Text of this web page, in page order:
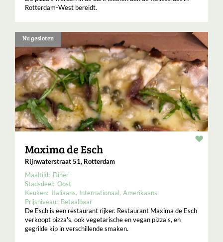
Rotterdam-West bereidt.
Nu gesloten
Maxima de Esch
Rijnwaterstraat 51, Rotterdam
Maaltijd: Diner
Stadsdeel: Oost
Keuken: Italiaans Internationaal Amerikaans
Prijsniveau: Betaalbaar
De Esch is een restaurant rijker. Restaurant Maxima de Esch
verkoopt pizza's, ook vegetarische en vegan pizza's, en
gegrilde kip in verschillende smaken.